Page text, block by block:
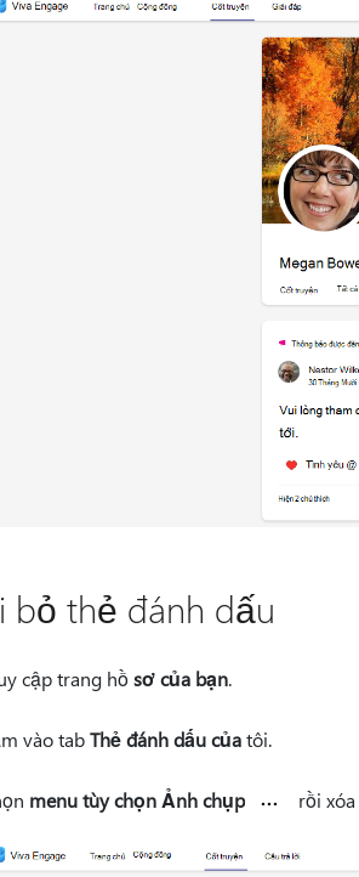
bỏ thẻ đánh dấu
cập trang hồsơ của bạn.
vào tabThẻ đánh dấu củatôi.
menu tùy chọn Ảnh chụp rồi xóa